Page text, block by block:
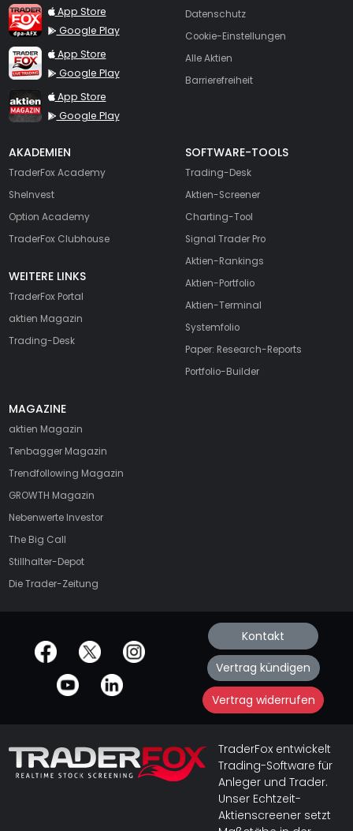
TraderFox dpa-AFX ProFeed
App Store
Google Play
TraderFox Live Trading
App Store
Google Play
TraderFox aktien Magazin
App Store
Google Play
Datenschutz
Cookie-Einstellungen
Alle Aktien
Barrierefreiheit
AKADEMIEN
TraderFox Academy
SheInvest
Option Academy
TraderFox Clubhouse
WEITERE LINKS
TraderFox Portal
aktien Magazin
Trading-Desk
SOFTWARE-TOOLS
Trading-Desk
Aktien-Screener
Charting-Tool
Signal Trader Pro
Aktien-Rankings
Aktien-Portfolio
Aktien-Terminal
Systemfolio
Paper: Research-Reports
Portfolio-Builder
MAGAZINE
aktien Magazin
Tenbagger Magazin
Trendfollowing Magazin
GROWTH Magazin
Nebenwerte Investor
The Big Call
Stillhalter-Depot
Die Trader-Zeitung
offizielle Social Media-Accounts Kontakt
Vertrag kündigen
Vertrag widerrufen
TraderFox entwickelt
Trading-Software für
Anleger und Trader.
Unser Echtzeit-
Aktienscreener setzt